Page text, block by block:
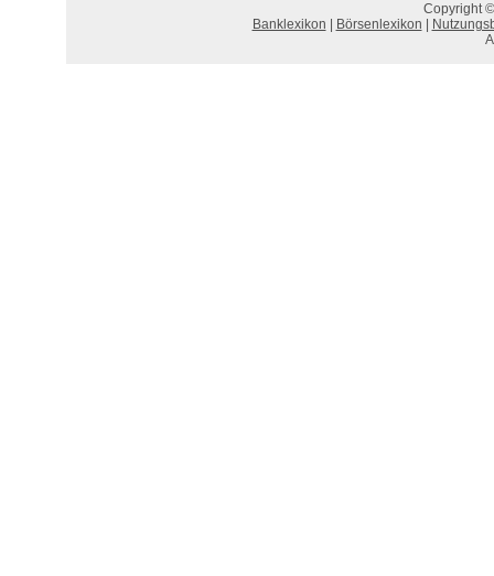
Copyright
Banklexikon
Börsenlexikon